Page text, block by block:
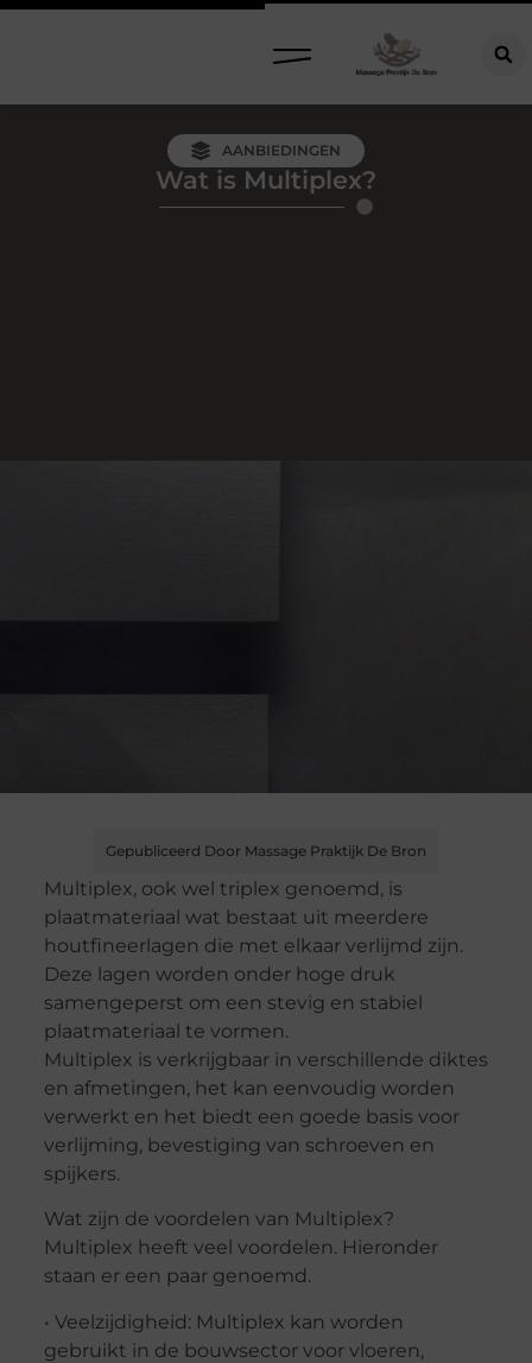
AANBIEDINGEN
Wat is Multiplex?
Gepubliceerd Door Massage Praktijk De Bron
Multiplex, ook wel triplex genoemd, is
plaatmateriaal wat bestaat uit meerdere
houtfineerlagen die met elkaar verlijmd zijn.
Deze lagen worden onder hoge druk
samengeperst om een stevig en stabiel
plaatmateriaal te vormen.
Multiplex is verkrijgbaar in verschillende diktes
en afmetingen, het kan eenvoudig worden
verwerkt en het biedt een goede basis voor
verlijming, bevestiging van schroeven en
spijkers.
Wat zijn de voordelen van Multiplex?
Multiplex heeft veel voordelen. Hieronder
staan er een paar genoemd.
• Veelzijdigheid: Multiplex kan worden
gebruikt in de bouwsector voor vloeren,